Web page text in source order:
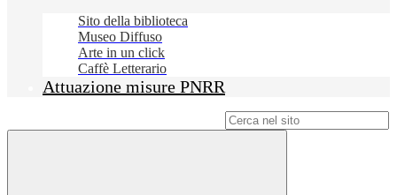
Sito della biblioteca
Museo Diffuso
Arte in un click
Caffè Letterario
Attuazione misure PNRR